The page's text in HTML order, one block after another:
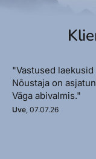
"Vastused
Nõustaja on
Väga abivalmis."
Uve , 07.07.26